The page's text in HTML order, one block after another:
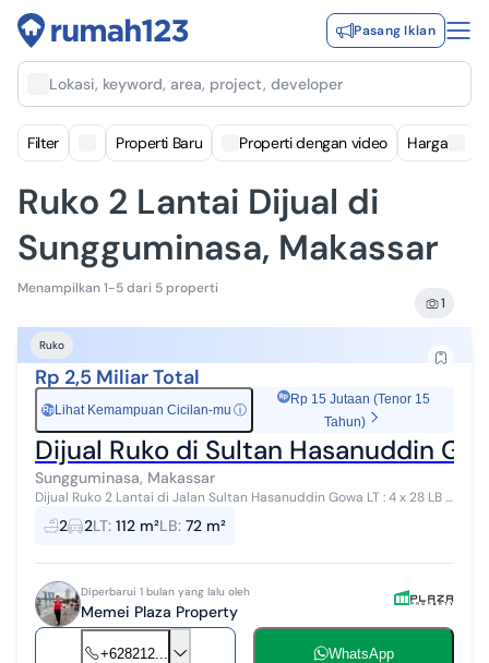
Pasang Iklan
Lokasi, keyword, area, project, developer
Filter Properti Baru Properti dengan video Harga
Ruko 2 Lantai Dijual di
Sungguminasa, Makassar
Menampilkan 1-5 dari 5 properti
1
Ruko
Rp 2,5 Miliar Total
Rp Lihat Kemampuan Cicilan-mu ⓘ
Rp 15 Jutaan (Tenor 15
Tahun)
Dijual Ruko di Sultan Hasanuddin
Sungguminasa, Makassar
Dijual Ruko 2 Lantai di Jalan Sultan Hasanuddin Gowa LT : 4 x 28 LB :
4 x 18 Rolling depan 6 mtr tanah kosong di belakang ada 4 mtr
2 2LT: 112 m²LB: 72 m²
Diperbarui 1 bulan yang lalu oleh
Memei Plaza Property
+628212... WhatsApp